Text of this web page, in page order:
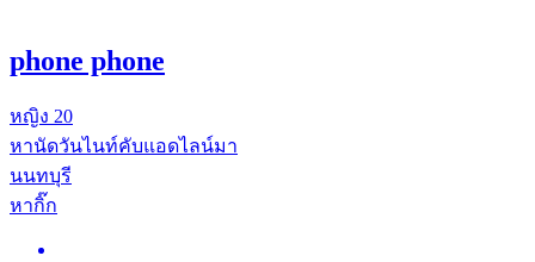
phone phone
หญิง 20
หานัดวันไนท์คับแอดไลน์มา
นนทบุรี
หากิ๊ก